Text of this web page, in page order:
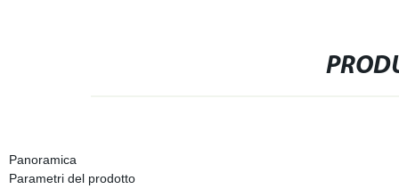
Panoramica
Parametri del prodotto